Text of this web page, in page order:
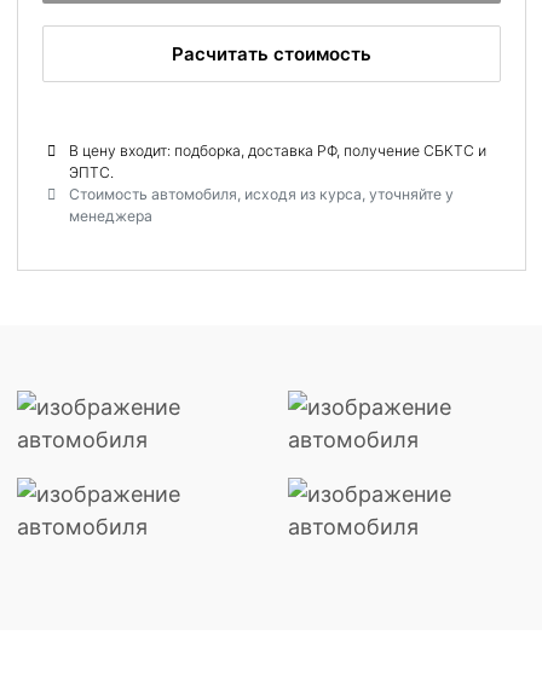
Расчитать стоимость
В цену входит: подборка, доставка РФ, получение СБКТС и
ЭПТС.
Стоимость автомобиля, исходя из курса, уточняйте у
менеджера